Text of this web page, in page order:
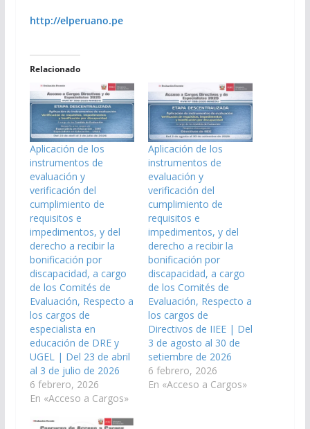
http://elperuano.pe
Relacionado
Aplicación de los
instrumentos de
evaluación y
verificación del
cumplimiento de
requisitos e
impedimentos, y del
derecho a recibir la
bonificación por
discapacidad, a cargo
de los Comités de
Evaluación, Respecto a
los cargos de
especialista en
educación de DRE y
UGEL | Del 23 de abril
al 3 de julio de 2026
6 febrero, 2026
En «Acceso a Cargos»
Aplicación de los
instrumentos de
evaluación y
verificación del
cumplimiento de
requisitos e
impedimentos, y del
derecho a recibir la
bonificación por
discapacidad, a cargo
de los Comités de
Evaluación, Respecto a
los cargos de
Directivos de IIEE | Del
3 de agosto al 30 de
setiembre de 2026
6 febrero, 2026
En «Acceso a Cargos»